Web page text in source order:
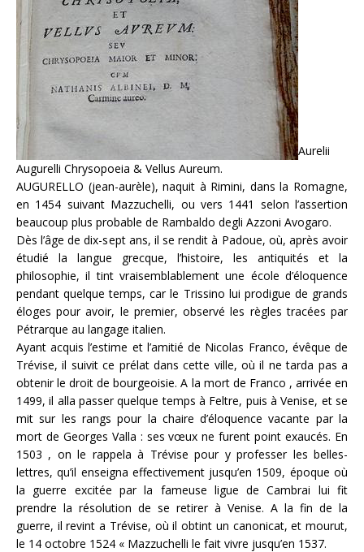
Aurelii
Augurelli Chrysopoeia & Vellus Aureum.
AUGURELLO (jean-aurèle), naquit à Rimini, dans la Romagne,
en 1454 suivant Mazzuchelli, ou vers 1441 selon l’assertion
beaucoup plus probable de Rambaldo degli Azzoni Avogaro.
Dès l’âge de dix-sept ans, il se rendit à Padoue, où, après avoir
étudié la langue grecque, l’histoire, les antiquités et la
philosophie, il tint vraisemblablement une école d’éloquence
pendant quelque temps, car le Trissino lui prodigue de grands
éloges pour avoir, le premier, observé les règles tracées par
Pétrarque au langage italien.
Ayant acquis l’estime et l’amitié de Nicolas Franco, évêque de
Trévise, il suivit ce prélat dans cette ville, où il ne tarda pas a
obtenir le droit de bourgeoisie. A la mort de Franco , arrivée en
1499, il alla passer quelque temps à Feltre, puis à Venise, et se
mit sur les rangs pour la chaire d’éloquence vacante par la
mort de Georges Valla : ses vœux ne furent point exaucés. En
1503 , on le rappela à Trévise pour y professer les belles-
lettres, qu’il enseigna effectivement jusqu’en 1509, époque où
la guerre excitée par la fameuse ligue de Cambrai lui fit
prendre la résolution de se retirer à Venise. A la fin de la
guerre, il revint a Trévise, où il obtint un canonicat, et mourut,
le 14 octobre 1524 « Mazzuchelli le fait vivre jusqu’en 1537.